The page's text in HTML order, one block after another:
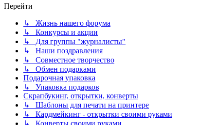
Перейти
↳ Жизнь нашего форума
↳ Конкурсы и акции
↳ Для группы "журналисты"
↳ Наши поздравления
↳ Совместное творчество
↳ Обмен подарками
Подарочная упаковка
↳ Упаковка подарков
Скрапбукинг, открытки, конверты
↳ Шаблоны для печати на принтере
↳ Кардмейкинг - открытки своими руками